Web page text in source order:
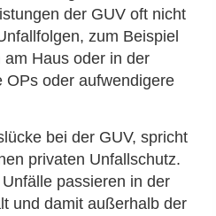
der GUV oft nicht
zum Beispiel
Haus oder in der
OPs oder aufwendigere
bei der GUV, spricht
privaten Unfallschutz.
passieren in der
und damit außerhalb der